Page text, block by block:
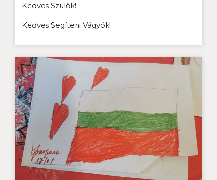
Kedves Szülők!
Kedves Segíteni Vágyók!